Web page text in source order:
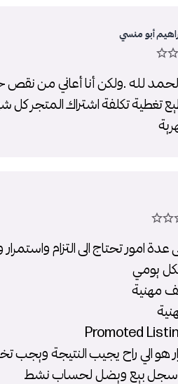
أبو منسي
لله .ولكن أنا أعاني من نقص
تغطية تكلفة اشتراك المتجر
عدة امور تحتاج الى التزام
سجل بيع ويضل لحساب نشط